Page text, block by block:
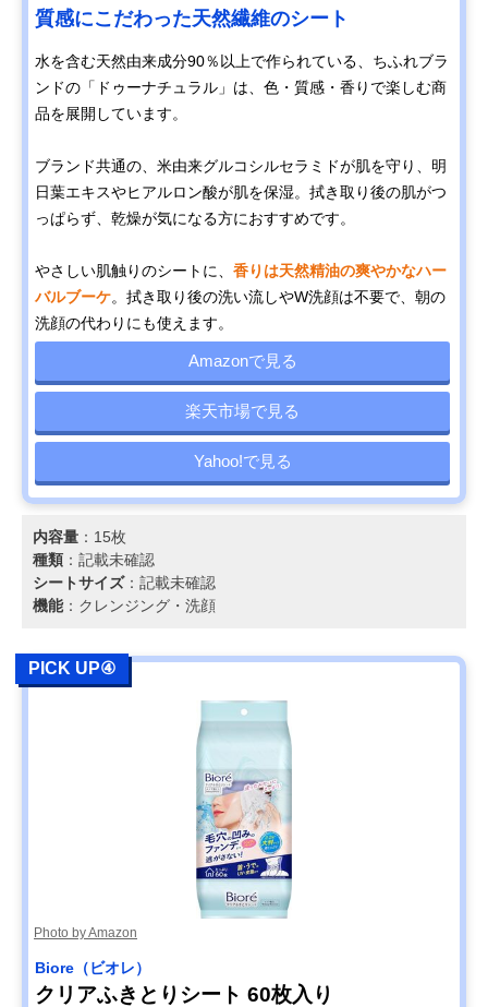
質感にこだわった天然繊維のシート
水を含む天然由来成分90％以上で作られている、ちふれブラ
ンドの「ドゥーナチュラル」は、色・質感・香りで楽しむ商
品を展開しています。
ブランド共通の、米由来グルコシルセラミドが肌を守り、明
日葉エキスやヒアルロン酸が肌を保湿。拭き取り後の肌がつ
っぱらず、乾燥が気になる方におすすめです。
やさしい肌触りのシートに、 香りは天然精油の爽やかなハー
バルブーケ。拭き取り後の洗い流しやW洗顔は不要で、朝の
洗顔の代わりにも使えます。
Amazonで見る
楽天市場で見る
Yahoo!で見る
内容量 ：15枚
種類 ：記載未確認
シートサイズ：記載未確認
機能：クレンジング・洗顔
PICK UP④
Photo by Amazon
Biore（ビオレ）
クリアふきとりシート 60枚入り